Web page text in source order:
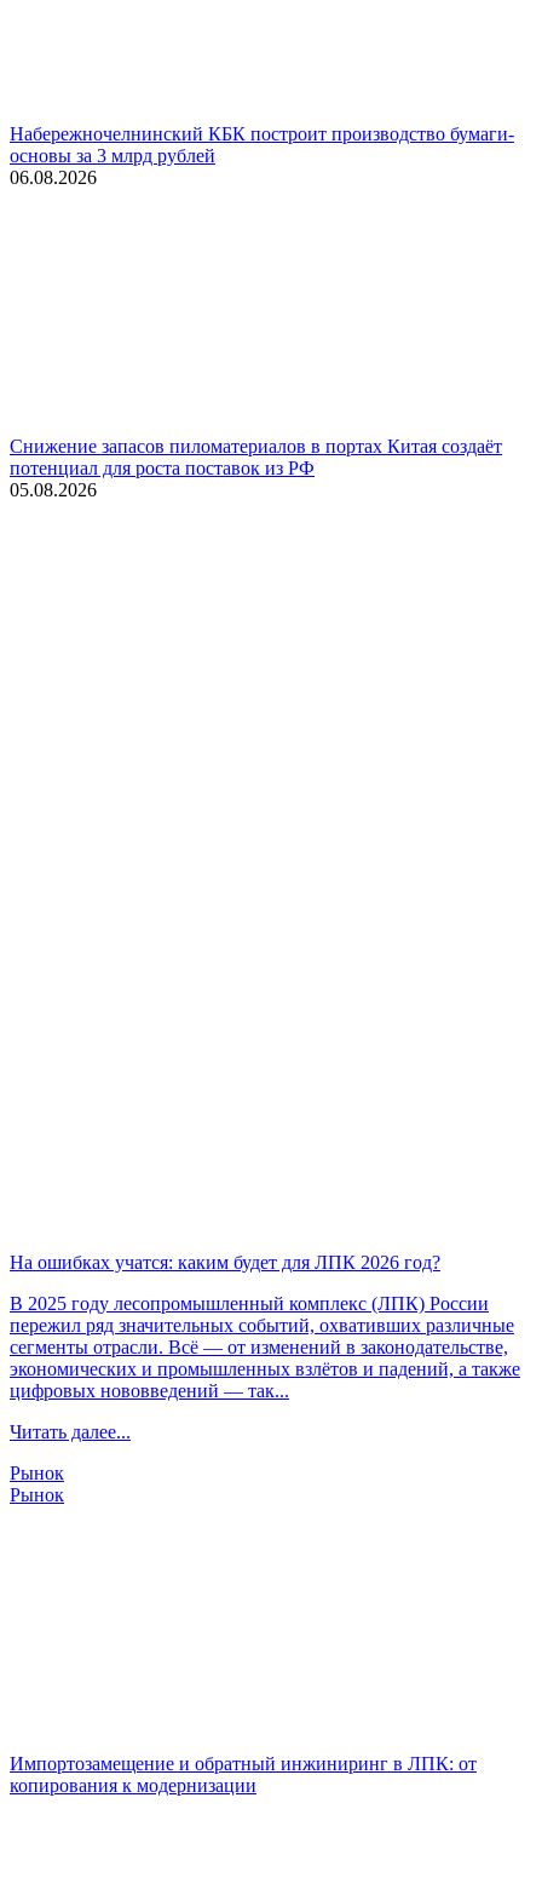
Набережночелнинский КБК построит производство бумаги-
основы за 3 млрд рублей
06.08.2026
Снижение запасов пиломатериалов в портах Китая создаёт
потенциал для роста поставок из РФ
05.08.2026
На ошибках учатся: каким будет для ЛПК 2026 год?
В 2025 году лесопромышленный комплекс (ЛПК) России
пережил ряд значительных событий, охвативших различные
сегменты отрасли. Всё — от изменений в законодательстве,
экономических и промышленных взлётов и падений, а также
цифровых нововведений — так...
Читать далее...
Рынок
Рынок
Импортозамещение и обратный инжиниринг в ЛПК: от
копирования к модернизации